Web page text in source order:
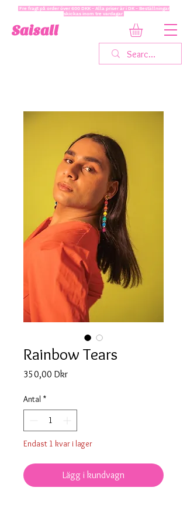
Saisall
Fre fragt på order över 600 DKK - Alla priser är i DK - Beställningar
skickas inom tre vardagar
Rainbow Tears
350,00 DkrPris
Antal *
Endast 1 kvar i lager
Lägg i kundvagn